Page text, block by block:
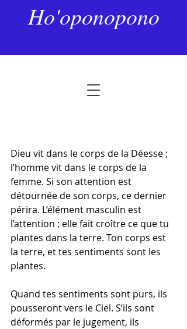
Ho'oponopono
L’identité sexuelle
Dernière mise à jour :
27 janv.
Dieu vit dans le corps de la Déesse ;
l’homme vit dans le corps de la
femme. Si son attention est
détournée de son corps, ce dernier
périra. L’élément masculin est
l’attention ; elle fait croître ce que tu
plantes dans la terre. Ton corps est
la terre, et tes sentiments sont les
plantes.
Quand tes sentiments sont purs, ils
pousseront vers le Ciel. S’ils sont
déformés par le jugement, ils